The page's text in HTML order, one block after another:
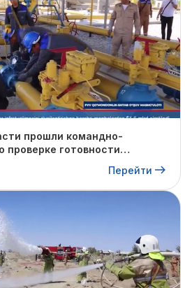
прошли командно-
проверке готовности
Перейти